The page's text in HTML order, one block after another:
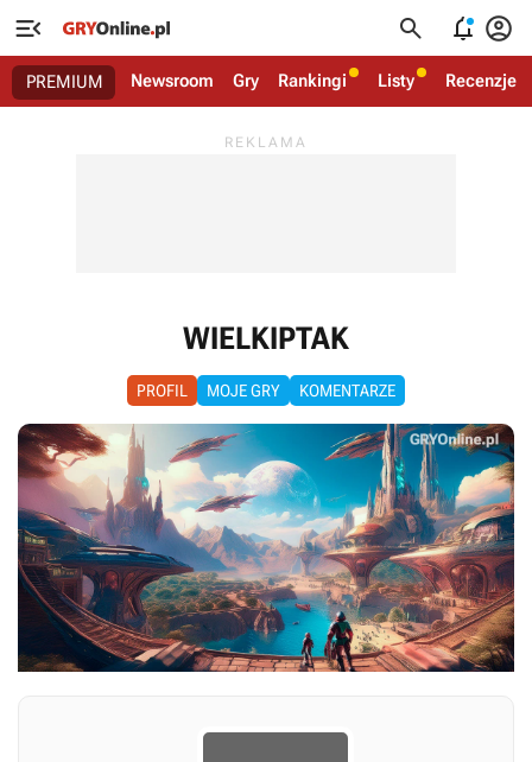
   
PREMIUM Newsroom Gry Rankingi Listy Recenzje
WIELKIPTAK
PROFIL MOJE GRY KOMENTARZE